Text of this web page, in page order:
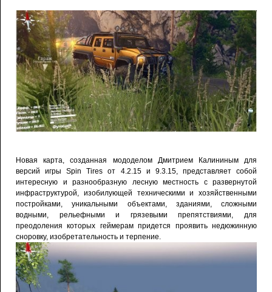
Новая карта, созданная мододелом Дмитрием Калининым для
версий игры Spin Tires от 4.2.15 и 9.3.15, представляет собой
интересную и разнообразную лесную местность с развернутой
инфраструктурой, изобилующей техническими и хозяйственными
постройками, уникальными объектами, зданиями, сложными
водными, рельефными и грязевыми препятствиями, для
преодоления которых геймерам придется проявить недюжинную
сноровку, изобретательность и терпение.